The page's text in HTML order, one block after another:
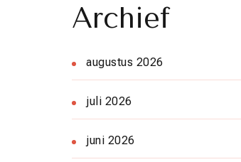
Archief
augustus 2026
juli 2026
juni 2026